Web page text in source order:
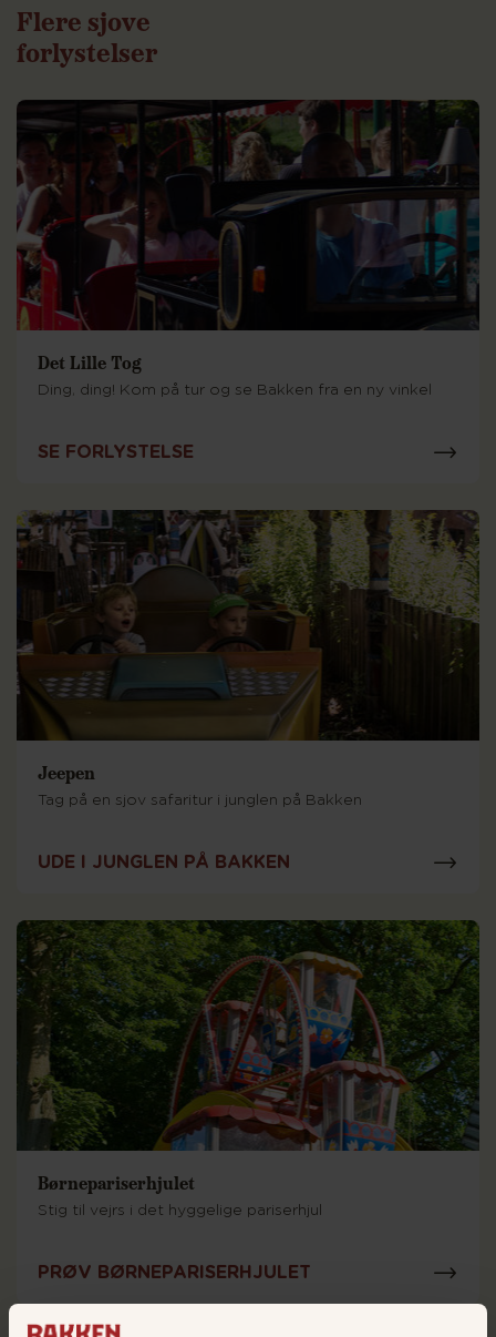
Flere sjove
forlystelser
Det Lille Tog
Ding, ding! Kom på tur og se Bakken fra en ny vinkel
SE FORLYSTELSE
Jeepen
Tag på en sjov safaritur i junglen på Bakken
UDE I JUNGLEN PÅ BAKKEN
Børnepariserhjulet
Stig til vejrs i det hyggelige pariserhjul
PRØV BØRNEPARISERHJULET